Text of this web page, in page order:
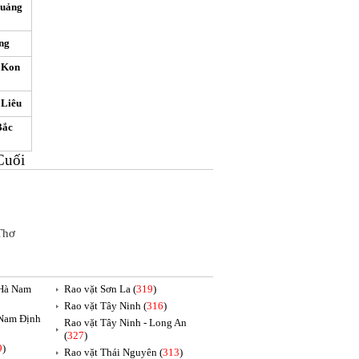
Liêu
Nam
Định
)
Rao vặt Sơn La (319)
Rao vặt Tây Ninh (316)
Rao vặt Tây Ninh - Long An
(327)
Rao vặt Thái Nguyên (313)